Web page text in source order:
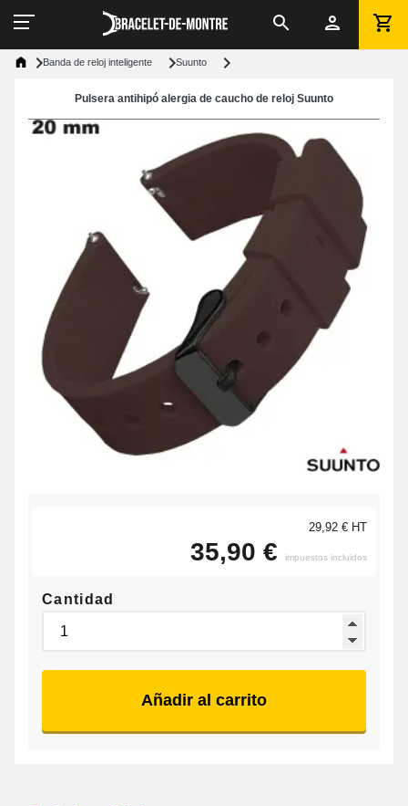
Banda de reloj inteligente Suunto
Pulsera antihipó alergia de caucho de reloj Suunto
29,92 € HT
35,90 € impuestos incluidos
Cantidad
Añadir al carrito